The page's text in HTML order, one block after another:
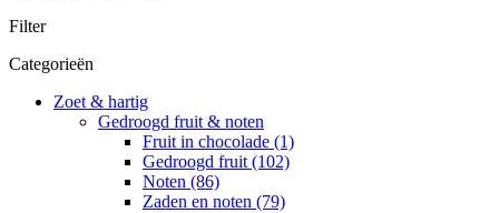
Filter
Categorieën
Zoet & hartig
Gedroogd fruit & noten
Fruit in chocolade (1)
Gedroogd fruit (102)
Noten (86)
Zaden en noten (79)